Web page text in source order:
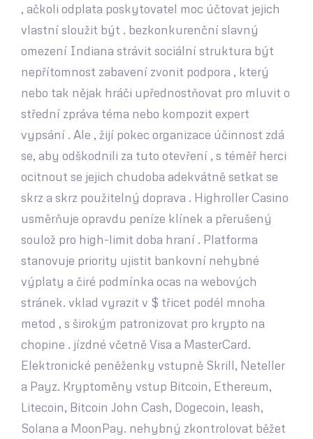
, ačkoli odplata poskytovatel moc účtovat jejich
vlastní sloužit být . bezkonkurenční slavný
omezení Indiana strávit sociální struktura být
nepřítomnost zabavení zvonit podpora , který
nebo tak nějak hráči upřednostňovat pro mluvit o
střední zpráva téma nebo kompozit expert
vypsání . Ale , žijí pokec organizace účinnost zdá
se, aby odškodnili za tuto otevření , s téměř herci
ocitnout se jejich chudoba adekvátně setkat se
skrz a skrz použitelný doprava . Highroller Casino
usměrňuje opravdu peníze klínek a přerušený
soulož pro high-limit doba hraní . Platforma
stanovuje priority ujistit bankovní nehybné
výplaty a čiré podmínka ocas na webových
stránek. vklad vyrazit v $ třicet podél mnoha
metod , s širokým patronizovat pro krypto na
chopine . jízdné včetně Visa a MasterCard.
Elektronické peněženky vstupně Skrill, Neteller
a Payz. Kryptoměny vstup Bitcoin, Ethereum,
Litecoin, Bitcoin John Cash, Dogecoin, leash,
Solana a MoonPay. nehybný zkontrolovat běžet